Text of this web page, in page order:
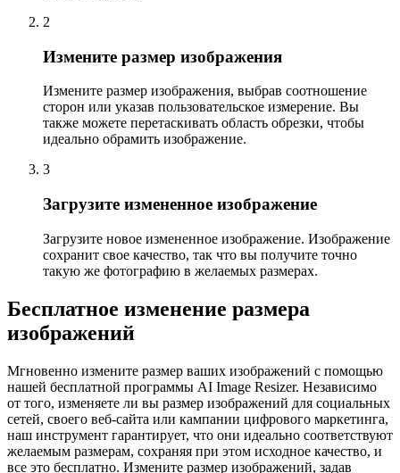
2
Измените размер изображения
Измените размер изображения, выбрав соотношение
сторон или указав пользовательское измерение. Вы
также можете перетаскивать область обрезки, чтобы
идеально обрамить изображение.
3
Загрузите измененное изображение
Загрузите новое измененное изображение. Изображение
сохранит свое качество, так что вы получите точно
такую ​​же фотографию в желаемых размерах.
Бесплатное изменение размера
изображений
Мгновенно измените размер ваших изображений с помощью
нашей бесплатной программы AI Image Resizer. Независимо
от того, изменяете ли вы размер изображений для социальных
сетей, своего веб-сайта или кампании цифрового маркетинга,
наш инструмент гарантирует, что они идеально соответствуют
желаемым размерам, сохраняя при этом исходное качество, и
все это бесплатно. Измените размер изображений, задав